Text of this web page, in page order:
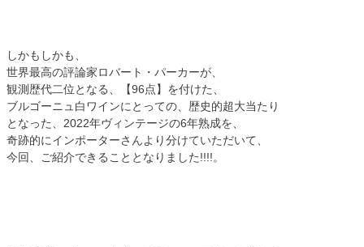
しかもしかも、
世界最高の評論家ロバート・パーカーが、
観測歴代二位となる、【96点】を付けた、
ブルゴーニュ白ワインにとっての、歴史的超大当たり
となった、2022年ヴィンテージの6年熟成を、
奇跡的にインポーターさんより分けていただいて、
今回、ご紹介できることとなりました!!!!。